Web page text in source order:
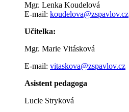
Mgr. Lenka Koudelová
E-mail: koudelova@zspavlov.cz
Učitelka:
Mgr. Marie Vitásková
E-mail: vitaskova@zspavlov.cz
Asistent pedagoga
Lucie Stryková